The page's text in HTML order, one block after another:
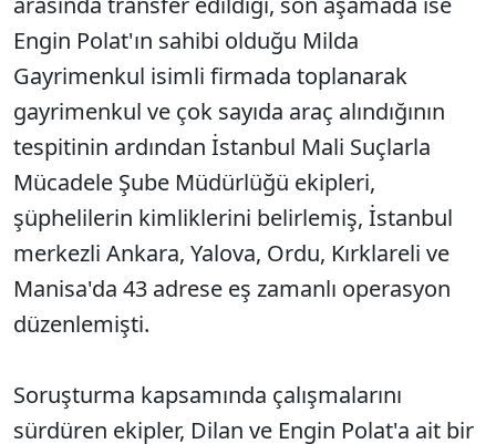
Engin Polat'ın sahibi olduğu Milda
Gayrimenkul isimli firmada toplanarak
gayrimenkul ve çok sayıda araç alındığının
tespitinin ardından İstanbul Mali Suçlarla
Mücadele Şube Müdürlüğü ekipleri,
şüphelilerin kimliklerini belirlemiş, İstanbul
merkezli Ankara, Yalova, Ordu, Kırklareli ve
Manisa'da 43 adrese eş zamanlı operasyon
düzenlemişti.
Soruşturma kapsamında çalışmalarını
sürdüren ekipler, Dilan ve Engin Polat'a ait bir